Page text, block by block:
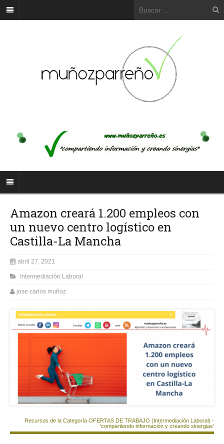
Amazon creará 1.200 empleos con
un nuevo centro logístico en
Castilla-La Mancha
abril 27, 2021
Intermediación Laboral
jose carlos muñoz
Recursos de la Categoría OFERTAS DE TRABAJO (Intermediación Laboral) -
'compartiendo información y creando sinergias'